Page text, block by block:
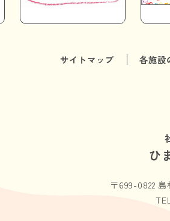
サイトマップ 各施設
ひ
〒699-0822